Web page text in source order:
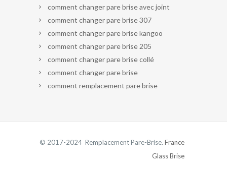
comment changer pare brise avec joint
comment changer pare brise 307
comment changer pare brise kangoo
comment changer pare brise 205
comment changer pare brise collé
comment changer pare brise
comment remplacement pare brise
© 2017-2024 Remplacement Pare-Brise. France
Glass Brise